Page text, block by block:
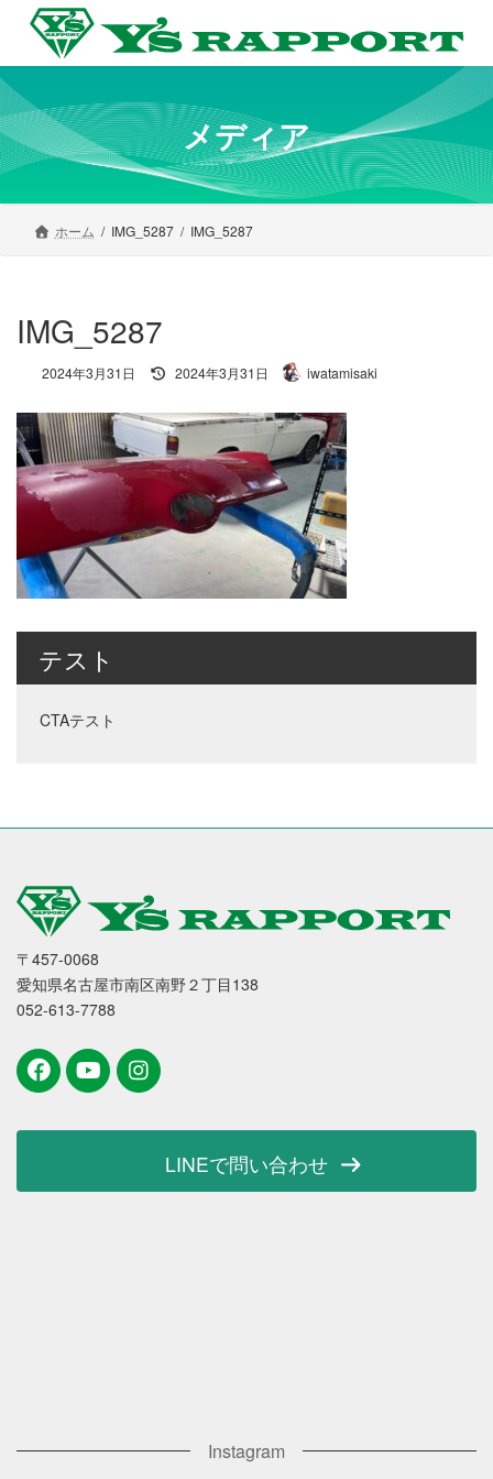
ン
ツ
へ
ス
キ
プ
ー
シ
ョ
ン
に
動
メディア
ホーム IMG_5287 IMG_5287
IMG_5287
2024年3月31日
最
新
日
時
2024年3月31日 iwatamisaki
テスト
CTAテスト
〒457-0068
愛知県名古屋市南区南野２丁目138
052-613-7788
LINEで問い合わせ
Instagram